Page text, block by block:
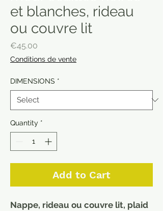
et blanches, rideau
ou couvre lit
€45.00
Conditions de vente
DIMENSIONS *
Quantity *
Add to Cart
Nappe, rideau ou couvre lit, plaid